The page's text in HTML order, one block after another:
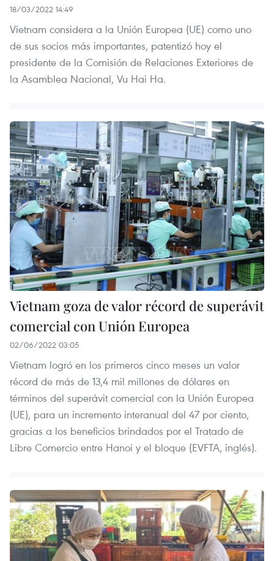
18/03/2022 14:49
Vietnam considera a la Unión Europea (UE) como uno
de sus socios más importantes, patentizó hoy el
presidente de la Comisión de Relaciones Exteriores de
la Asamblea Nacional, Vu Hai Ha.
Vietnam goza de valor récord de superávit
comercial con Unión Europea
02/06/2022 03:05
Vietnam logró en los primeros cinco meses un valor
récord de más de 13,4 mil millones de dólares en
términos del superávit comercial con la Unión Europea
(UE), para un incremento interanual del 47 por ciento,
gracias a los beneficios brindados por el Tratado de
Libre Comercio entre Hanoi y el bloque (EVFTA, inglés).